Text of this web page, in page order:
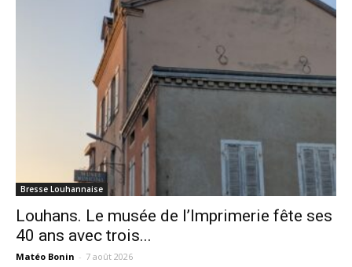
Bresse Louhannaise
Louhans. Le musée de l’Imprimerie fête ses
40 ans avec trois...
Matéo Bonin - 7 août 2026